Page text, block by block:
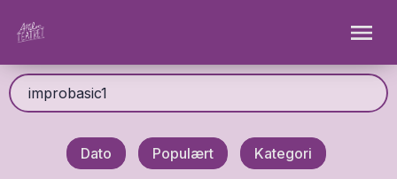
Dato Populært Kategori